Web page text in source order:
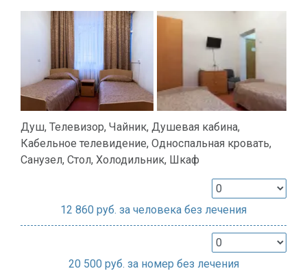
Душ, Телевизор, Чайник, Душевая кабина,
Кабельное телевидение, Односпальная кровать,
Санузел, Стол, Холодильник, Шкаф
12 860 руб. за человека без лечения
20 500 руб. за номер без лечения